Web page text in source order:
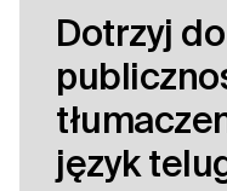
Dotrzyj
język